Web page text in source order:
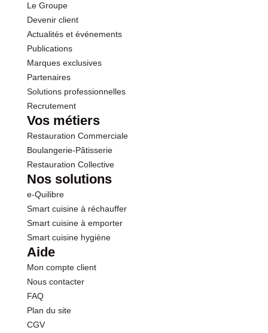
Le Groupe
Devenir client
Actualités et événements
Publications
Marques exclusives
Partenaires
Solutions professionnelles
Recrutement
Vos métiers
Restauration Commerciale
Boulangerie-Pâtisserie
Restauration Collective
Nos solutions
e-Quilibre
Smart cuisine à réchauffer
Smart cuisine à emporter
Smart cuisine hygiène
Aide
Mon compte client
Nous contacter
FAQ
Plan du site
CGV